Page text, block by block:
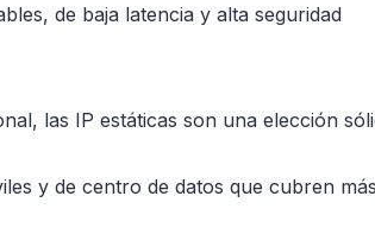
de baja latencia y alta seguridad
las IP estáticas son una elección
y de centro de datos que cubren